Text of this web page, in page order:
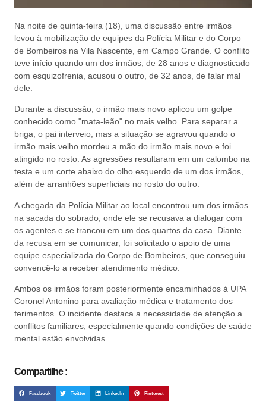
Na noite de quinta-feira (18), uma discussão entre irmãos
levou à mobilização de equipes da Polícia Militar e do Corpo
de Bombeiros na Vila Nascente, em Campo Grande. O conflito
teve início quando um dos irmãos, de 28 anos e diagnosticado
com esquizofrenia, acusou o outro, de 32 anos, de falar mal
dele.
Durante a discussão, o irmão mais novo aplicou um golpe
conhecido como "mata-leão" no mais velho. Para separar a
briga, o pai interveio, mas a situação se agravou quando o
irmão mais velho mordeu a mão do irmão mais novo e foi
atingido no rosto. As agressões resultaram em um calombo na
testa e um corte abaixo do olho esquerdo de um dos irmãos,
além de arranhões superficiais no rosto do outro.
A chegada da Polícia Militar ao local encontrou um dos irmãos
na sacada do sobrado, onde ele se recusava a dialogar com
os agentes e se trancou em um dos quartos da casa. Diante
da recusa em se comunicar, foi solicitado o apoio de uma
equipe especializada do Corpo de Bombeiros, que conseguiu
convencê-lo a receber atendimento médico.
Ambos os irmãos foram posteriormente encaminhados à UPA
Coronel Antonino para avaliação médica e tratamento dos
ferimentos. O incidente destaca a necessidade de atenção a
conflitos familiares, especialmente quando condições de saúde
mental estão envolvidas.
Compartilhe :
Facebook Twitter LinkedIn Pinterest